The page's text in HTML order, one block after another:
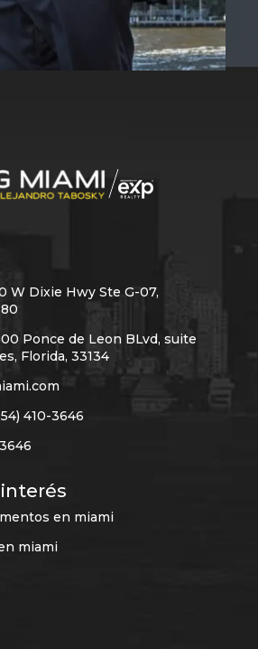
W Dixie Hwy Ste G-07,
Ponce de Leon BLvd, suite
Florida, 33134
410-3646
en miami
miami